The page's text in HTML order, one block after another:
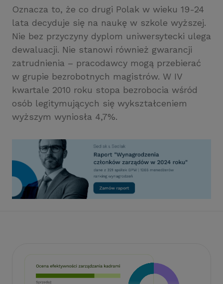
Oznacza to, że co drugi Polak w wieku 19-24
lata decyduje się na naukę w szkole wyższej.
Nie bez przyczyny dyplom uniwersytecki ulega
dewaluacji. Nie stanowi również gwarancji
zatrudnienia – pracodawcy mogą przebierać
w grupie bezrobotnych magistrów. W IV
kwartale 2010 roku stopa bezrobocia wśród
osób legitymujących się wykształceniem
wyższym wyniosła 4,7%.